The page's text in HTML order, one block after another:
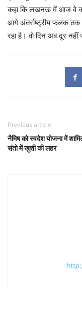
कहा कि लखनऊ में आज वे
आगे अंतर्राष्ट्रीय फलक तक
रहा है। वो दिन अब दूर
Previous article
नैमिष को स्वदेश योजना में
संतो में खुशी की लहर